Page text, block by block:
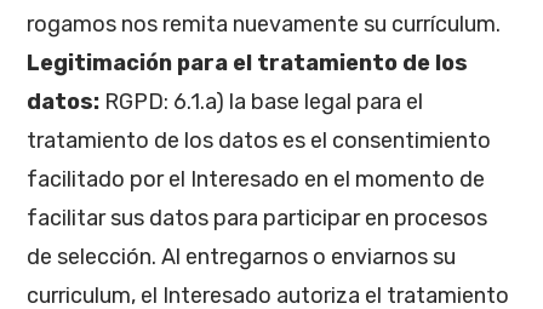
rogamos nos remita nuevamente su currículum.
Legitimación para el tratamiento de los
datos: RGPD: 6.1.a) la base legal para el
tratamiento de los datos es el consentimiento
facilitado por el Interesado en el momento de
facilitar sus datos para participar en procesos
de selección. Al entregarnos o enviarnos su
curriculum, el Interesado autoriza el tratamiento